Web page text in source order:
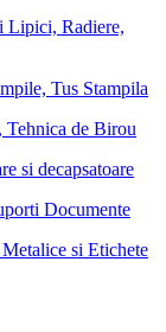
Lipici, Radiere,
Tus Stampila
Tehnica de Birou
si decapsatoare
Documente
si Etichete